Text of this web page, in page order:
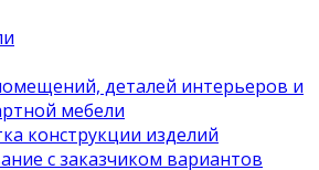
деталей интерьеров и
мебели
конструкции изделий
с заказчиком вариантов